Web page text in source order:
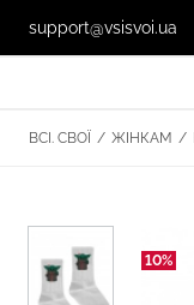
support@vsisvoi.ua
ВСІ. СВОЇ / ЖІНКАМ /
10%